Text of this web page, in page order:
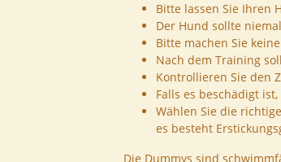
Bitte lassen Sie Ihren
Der Hund sollte
Bitte machen Sie
Nach dem Training
Kontrollieren Sie den
Falls es beschädigt
Wählen Sie die
es besteht
Die Dummys sind